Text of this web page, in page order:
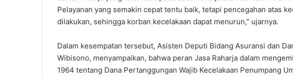
Pelayanan yang semakin cepat tentu baik, tetapi pencegahan atas
dilakukan, sehingga korban kecelakaan dapat menurun,” ujarnya.
Dalam kesempatan tersebut, Asisten Deputi Bidang Asuransi dan
Wibisono, menyampaikan, bahwa peran Jasa Raharja dalam
1964 tentang Dana Pertanggungan Wajib Kecelakaan Penumpang